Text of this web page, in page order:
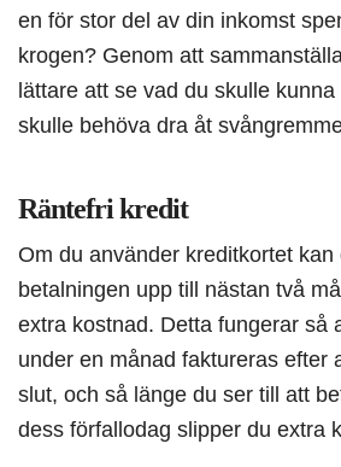
en för stor del av din inkomst
krogen? Genom att
lättare att se vad du skulle
skulle behöva dra åt
Räntefri kredit
Om du använder kreditkortet kan
betalningen upp till nästan två
extra kostnad. Detta fungerar så
under en månad faktureras efter
slut, och så länge du ser till att
dess förfallodag slipper du extra